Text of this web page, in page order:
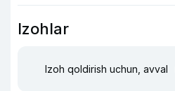
Izohlar
Izoh qoldirish uchun, avval